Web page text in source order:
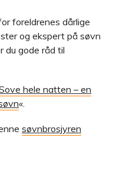
foreldrenes dårlige
og ekspert på søvn
du gode råd til
hele natten – en
«.
søvnbrosjyren